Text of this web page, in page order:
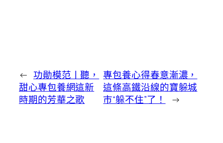
← 功勛模范丨聽，
甜心專包養網這新
時期的芳華之歌
專包養心得春意漸濃，
這條高鐵沿線的寶躲城
市“躲不住”了！
→